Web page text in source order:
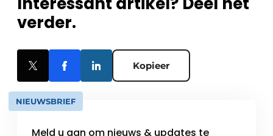
verder.
Kopieer
NIEUWSBRIEF
Meld u aan om nieuws & updates te